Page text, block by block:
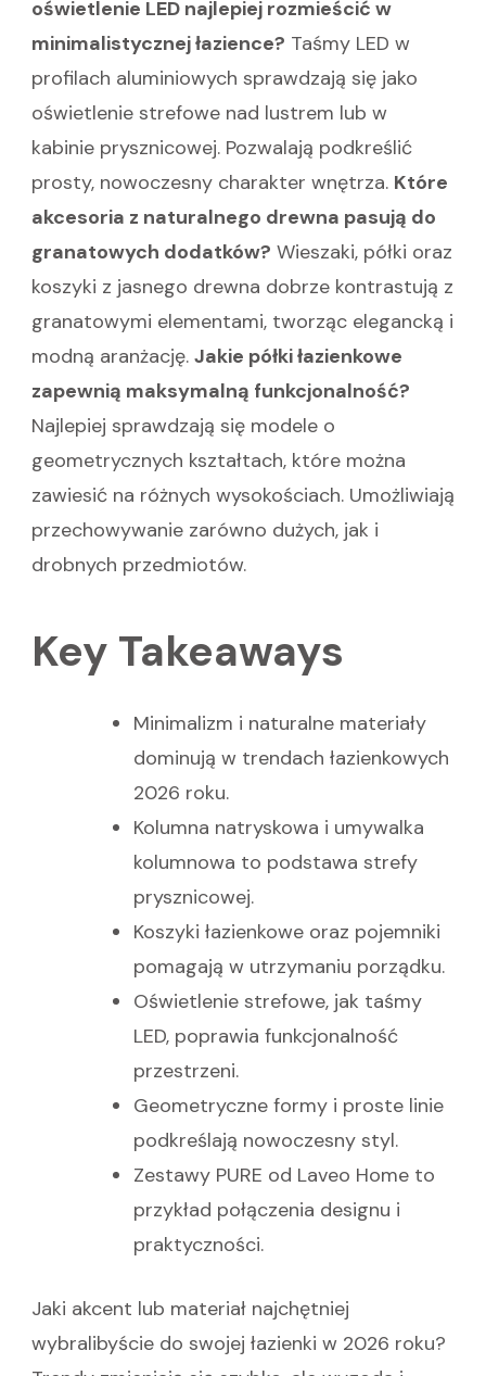
oświetlenie LED najlepiej rozmieścić w
minimalistycznej łazience? Taśmy LED w
profilach aluminiowych sprawdzają się jako
oświetlenie strefowe nad lustrem lub w
kabinie prysznicowej. Pozwalają podkreślić
prosty, nowoczesny charakter wnętrza. Które
akcesoria z naturalnego drewna pasują do
granatowych dodatków? Wieszaki, półki oraz
koszyki z jasnego drewna dobrze kontrastują z
granatowymi elementami, tworząc elegancką i
modną aranżację. Jakie półki łazienkowe
zapewnią maksymalną funkcjonalność?
Najlepiej sprawdzają się modele o
geometrycznych kształtach, które można
zawiesić na różnych wysokościach. Umożliwiają
przechowywanie zarówno dużych, jak i
drobnych przedmiotów.
Key Takeaways
Minimalizm i naturalne materiały
dominują w trendach łazienkowych
2026 roku.
Kolumna natryskowa i umywalka
kolumnowa to podstawa strefy
prysznicowej.
Koszyki łazienkowe oraz pojemniki
pomagają w utrzymaniu porządku.
Oświetlenie strefowe, jak taśmy
LED, poprawia funkcjonalność
przestrzeni.
Geometryczne formy i proste linie
podkreślają nowoczesny styl.
Zestawy PURE od Laveo Home to
przykład połączenia designu i
praktyczności.
Jaki akcent lub materiał najchętniej
wybralibyście do swojej łazienki w 2026 roku?